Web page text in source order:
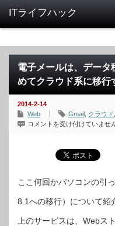
電子メールは、データ
めてクラウド系に移行
2014-2-14
Web
Gmail クラウド
電
タ
移
が
な
コメントを受け付けていませ
ここ何回かパソコンの引
8.1への移行）について紹
上のサービスは、Webス